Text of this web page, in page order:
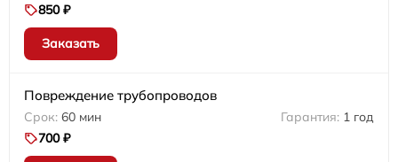
850 ₽
Заказать
Повреждение трубопроводов
60 мин
1 год
700 ₽